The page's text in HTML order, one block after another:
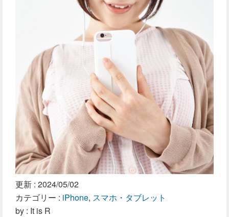
更新 : 2024/05/02
カテゴリー : iPhone, スマホ・タブレット
by : It is R